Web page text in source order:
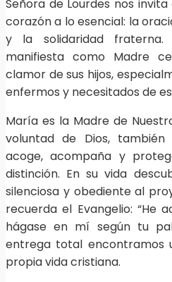
Señora de Lourdes nos
corazón a lo esencial: la
y la solidaridad fraterna.
manifiesta como Madre
clamor de sus hijos,
enfermos y necesitados de
María es la Madre de
voluntad de Dios,
acoge, acompaña y
distinción. En su vida
silenciosa y obediente al
recuerda el Evangelio: “He
hágase en mí según tu
entrega total encontramos
propia vida cristiana.